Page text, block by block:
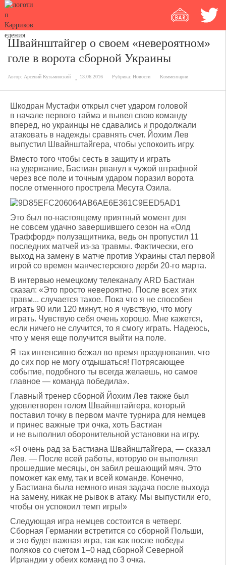
Швайнштайгер о своем «невероятном»
голе в ворота сборной Украины
Автор: Арсений Кузьминский 13.06.2016 Рубрика: Новости Комментарии
Шкодран Мустафи открыл счет ударом головой
в начале первого тайма и вывел свою команду
вперед, но украинцы не сдавались и продолжали
атаковать в надежды сравнять счет. Йохим Лев
выпустил Швайнштайгера, чтобы успокоить игру.
Вместо того чтобы сесть в защиту и играть
на удержание, Бастиан рванул к чужой штрафной
через все поле и точным ударом поразил ворота
после отменного прострела Месута Озила.
Это был по-настоящему приятный момент для
не совсем удачно завершившего сезон на «Олд
Траффорд» полузащитника, ведь он пропустил 11
последних матчей из-за травмы. Фактически, его
выход на замену в матче против Украины стал первой
игрой со времен манчестерского дерби 20-го марта.
В интервью немецкому телеканалу ARD Бастиан
сказал: «Это просто невероятно. После всех этих
травм... случается такое. Пока что я не способен
играть 90 или 120 минут, но я чувствую, что могу
играть. Чувствую себя очень хорошо. Мне кажется,
если ничего не случится, то я смогу играть. Надеюсь,
что у меня еще получится выйти на поле.
Я так интенсивно бежал во время празднования, что
до сих пор не могу отдышаться! Потрясающее
событие, подобного ты всегда желаешь, но самое
главное — команда победила».
Главный тренер сборной Йохим Лев также был
удовлетворен голом Швайнштайгера, который
поставил точку в первом мачте турнира для немцев
и принес важные три очка, хоть Бастиан
и не выполнил оборонительной установки на игру.
«Я очень рад за Бастиана Швайнштайгера, — сказал
Лев. — После всей работы, которую он выполнял
прошедшие месяцы, он забил решающий мяч. Это
поможет как ему, так и всей команде. Конечно,
у Бастиана была немного иная задача после выхода
на замену, никак не рывок в атаку. Мы выпустили его,
чтобы он успокоил темп игры!»
Следующая игра немцев состоится в четверг.
Сборная Германии встретится со сборной Польши,
и это будет важная игра, так как после победы
поляков со счетом 1–0 над сборной Северной
Ирландии у обеих команд по 3 очка.